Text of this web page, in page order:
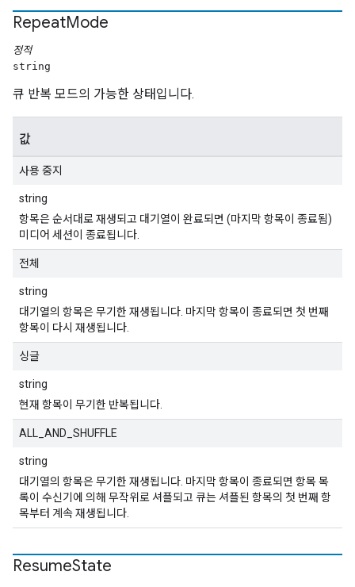
RepeatMode
정적
string
큐 반복 모드의 가능한 상태입니다.
값
사용 중지
string
항목은 순서대로 재생되고 대기열이 완료되면 (마지막 항목이 종료됨)
미디어 세션이 종료됩니다.
전체
string
대기열의 항목은 무기한 재생됩니다. 마지막 항목이 종료되면 첫 번째
항목이 다시 재생됩니다.
싱글
string
현재 항목이 무기한 반복됩니다.
ALL_AND_SHUFFLE
string
대기열의 항목은 무기한 재생됩니다. 마지막 항목이 종료되면 항목 목
록이 수신기에 의해 무작위로 셔플되고 큐는 셔플된 항목의 첫 번째 항
목부터 계속 재생됩니다.
ResumeState